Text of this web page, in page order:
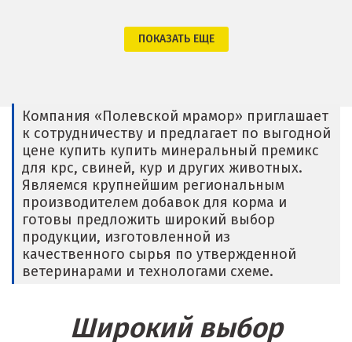
Дубна
Е
Егорьевск
Екатеринбург
Еленинка
Жуковский
ПОКАЗАТЬ ЕЩЕ
Компания «Полевской мрамор» приглашает
к сотрудничеству и предлагает по выгодной
цене купить купить минеральный премикс
для крс, свиней, кур и других животных.
Являемся крупнейшим региональным
производителем добавок для корма и
готовы предложить широкий выбор
продукции, изготовленной из
качественного сырья по утвержденной
ветеринарами и технологами схеме.
Широкий выбор